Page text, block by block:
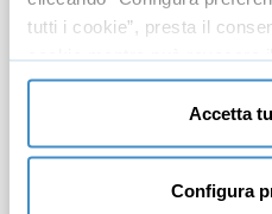
tutti i cookie”, presta il
cookie mentre può revocare
solo cookie necessari” e
tecnici necessari al corretto
Accetta
Configura